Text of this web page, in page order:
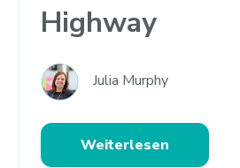
Highway
Julia Murphy
Weiterlesen